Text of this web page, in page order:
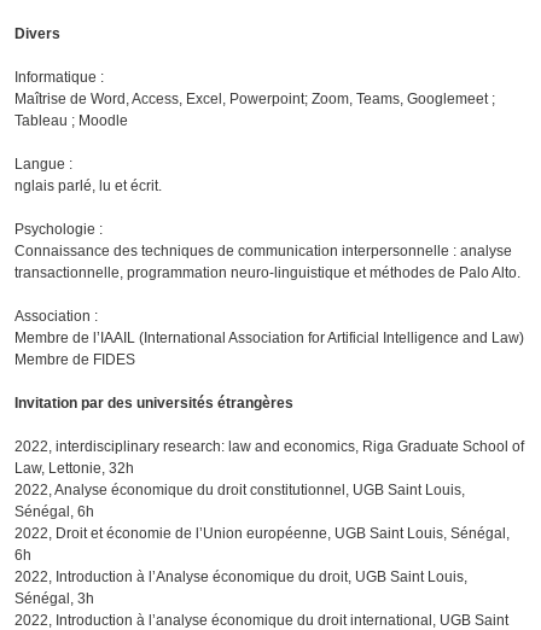
Divers
Informatique :
Maîtrise de Word, Access, Excel, Powerpoint; Zoom, Teams, Googlemeet ;
Tableau ; Moodle
Langue :
nglais parlé, lu et écrit.
Psychologie :
Connaissance des techniques de communication interpersonnelle : analyse
transactionnelle, programmation neuro-linguistique et méthodes de Palo Alto.
Association :
Membre de l’IAAIL (International Association for Artificial Intelligence and Law)
Membre de FIDES
Invitation par des universités étrangères
2022, interdisciplinary research: law and economics, Riga Graduate School of
Law, Lettonie, 32h
2022, Analyse économique du droit constitutionnel, UGB Saint Louis,
Sénégal, 6h
2022, Droit et économie de l’Union européenne, UGB Saint Louis, Sénégal,
6h
2022, Introduction à l’Analyse économique du droit, UGB Saint Louis,
Sénégal, 3h
2022, Introduction à l’analyse économique du droit international, UGB Saint